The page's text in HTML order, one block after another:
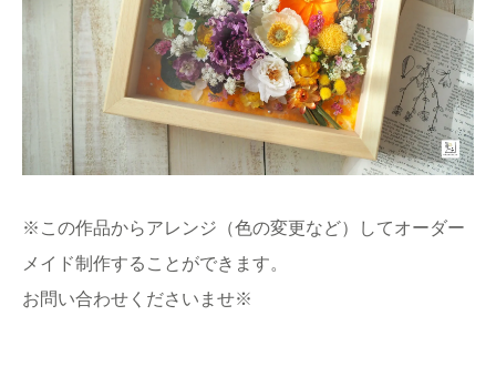
※この作品からアレンジ（色の変更など）してオーダー
メイド制作することができます。
お問い合わせくださいませ※